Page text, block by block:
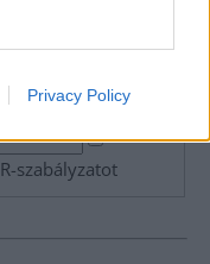
Privacy Policy
szabályzatot